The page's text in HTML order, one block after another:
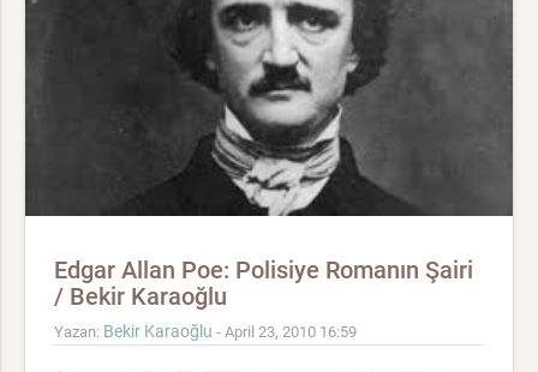
Edgar Allan Poe: Polisiye Romanın Şairi
/ Bekir Karaoğlu
Yazan: Bekir Karaoğlu - April 23, 2010 16:59